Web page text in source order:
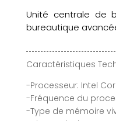
Unité centrale de
bureautique
Caractéristiques
-Processeur: Intel
-Fréquence du
-Type de mémoire